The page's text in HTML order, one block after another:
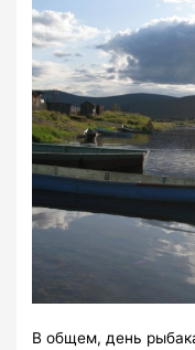
В общем, день